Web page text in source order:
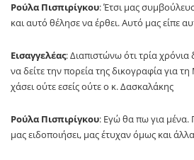
Ρούλα Πισπιρίγκου: Έτσι μας
και αυτό θέλησε να έρθει. Αυτό μας είπε
Εισαγγελέας: Διαπιστώνω ότι τρία
να δείτε την πορεία της δικογραφία για
χάσει ούτε εσείς ούτε ο κ. Δασκαλάκης
Ρούλα Πισπιρίγκου: Εγώ θα πω για μένα.
μας ειδοποιήσει, μας έτυχαν όμως και